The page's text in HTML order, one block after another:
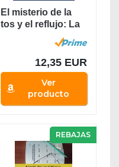
El misterio de la
tos y el reflujo: La
buena salud...
12,35 EUR
Ver
producto
REBAJAS